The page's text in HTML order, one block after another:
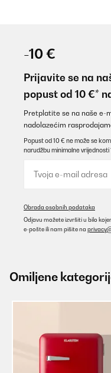
-10 €
Prijavite se na
popust od 10 €*
Pretplatite se na naše e-
nadolazećim
Popust od 10 € ne može se
narudžbu minimalne vrijednosti
Obrada osobnih podataka
Odjavu možete izvršiti u bilo
e-pošte ili nam pišite na
Omiljene